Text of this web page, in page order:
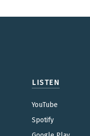
LISTEN
YouTube
Spotify